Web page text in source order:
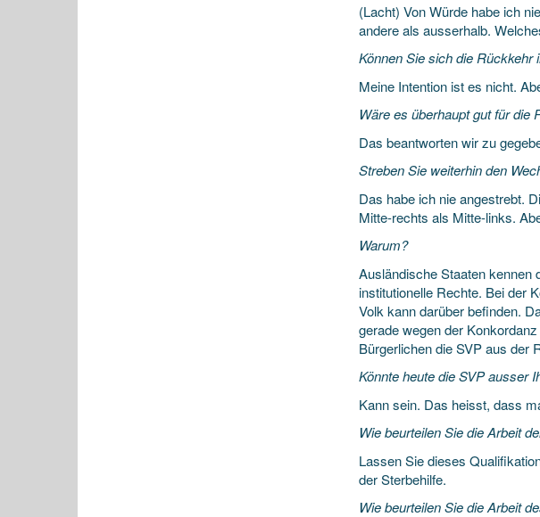
(Lacht) Von Würde habe ich
andere als ausserhalb.
Können Sie sich die Rückkehr
Meine Intention ist es nicht.
Wäre es überhaupt gut für die
Das beantworten wir zu
Streben Sie weiterhin den
Das habe ich nie angestrebt.
Mitte-rechts als Mitte-links.
Warum?
Ausländische Staaten kennen
institutionelle Rechte. Bei der
Volk kann darüber befinden.
gerade wegen der
Bürgerlichen die SVP aus der
Könnte heute die SVP ausser
Kann sein. Das heisst, dass
Wie beurteilen Sie die Arbeit
Lassen Sie dieses
der Sterbehilfe.
Wie beurteilen Sie die Arbeit